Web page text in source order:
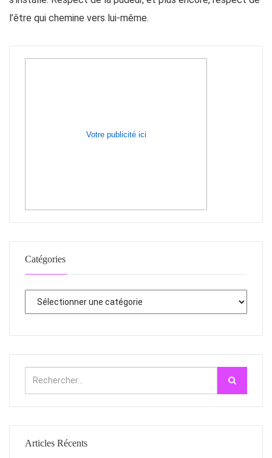
l’être qui chemine vers lui-même.
Votre publicité ici
Catégories
Articles Récents